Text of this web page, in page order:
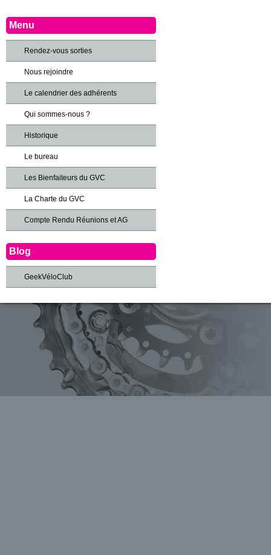
Menu
Rendez-vous sorties
Nous rejoindre
Le calendrier des adhérents
Qui sommes-nous ?
Historique
Le bureau
Les Bienfaiteurs du GVC
La Charte du GVC
Compte Rendu Réunions et AG
Blog
GeekVéloClub